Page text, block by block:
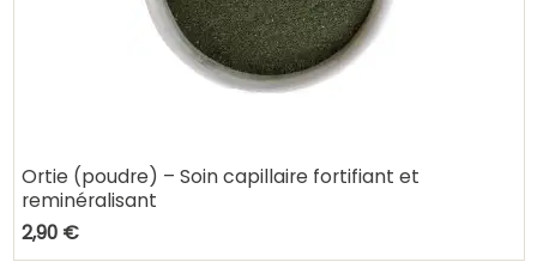
Ortie (poudre) – Soin capillaire fortifiant et
reminéralisant
2,90 €